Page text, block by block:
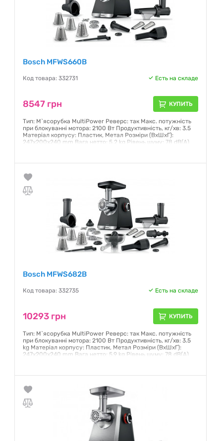
Bosch MFWS660B
Код товара: 332731 Есть на складе
8547 грн КУПИТЬ
Тип: М`ясорубка MultiPower Реверс: так Макс. потужність
при блокуванні мотора: 2100 Вт Продуктивність, кг/хв: 3.5
Матеріал корпусу: Пластик, Метал Розміри (ВхШхГ):
247x200x240 mm Вага нетто: 5.2 kg Рівень шуму: 78 dB(A)
Bosch MFWS682B
Код товара: 332735 Есть на складе
10293 грн КУПИТЬ
Тип: М`ясорубка MultiPower Реверс: так Макс. потужність
при блокуванні мотора: 2100 Вт Продуктивність, кг/хв: 3.5
kg Матеріал корпусу: Пластик, Метал Розміри (ВхШхГ):
247x200x240 mm Вага нетто: 5.9 kg Рівень шуму: 78 dB(A)